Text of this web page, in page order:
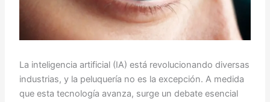
La inteligencia artificial (IA) está revolucionando diversas
industrias, y la peluquería no es la excepción. A medida
que esta tecnología avanza, surge un debate esencial